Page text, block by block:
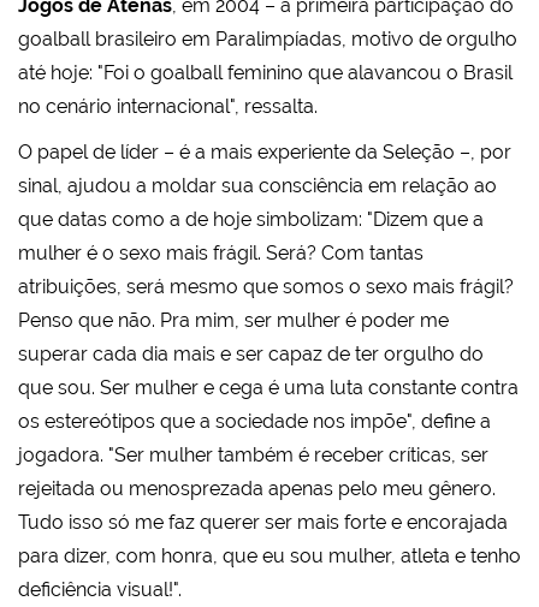
Jogos de Atenas, em 2004 – a primeira participação do
goalball brasileiro em Paralimpíadas, motivo de orgulho
até hoje: "Foi o goalball feminino que alavancou o Brasil
no cenário internacional", ressalta.
O papel de líder – é a mais experiente da Seleção –, por
sinal, ajudou a moldar sua consciência em relação ao
que datas como a de hoje simbolizam: "Dizem que a
mulher é o sexo mais frágil. Será? Com tantas
atribuições, será mesmo que somos o sexo mais frágil?
Penso que não. Pra mim, ser mulher é poder me
superar cada dia mais e ser capaz de ter orgulho do
que sou. Ser mulher e cega é uma luta constante contra
os estereótipos que a sociedade nos impõe", define a
jogadora. "Ser mulher também é receber críticas, ser
rejeitada ou menosprezada apenas pelo meu gênero.
Tudo isso só me faz querer ser mais forte e encorajada
para dizer, com honra, que eu sou mulher, atleta e tenho
deficiência visual!".